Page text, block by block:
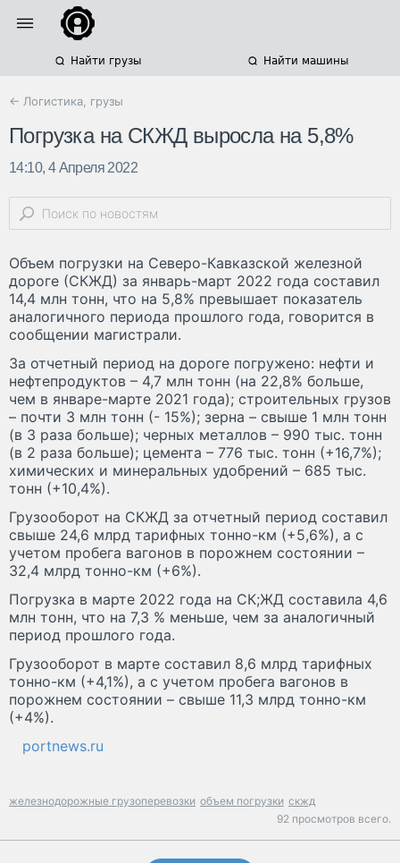
Найти грузы Найти машины
← Логистика, грузы
Погрузка на СКЖД выросла на 5,8%
14:10, 4 Апреля 2022
Объем погрузки на Северо-Кавказской железной
дороге (СКЖД) за январь-март 2022 года составил
14,4 млн тонн, что на 5,8% превышает показатель
аналогичного периода прошлого года, говорится в
сообщении магистрали.
За отчетный период на дороге погружено: нефти и
нефтепродуктов – 4,7 млн тонн (на 22,8% больше,
чем в январе-марте 2021 года); строительных грузов
– почти 3 млн тонн (- 15%); зерна – свыше 1 млн тонн
(в 3 раза больше); черных металлов – 990 тыс. тонн
(в 2 раза больше); цемента – 776 тыс. тонн (+16,7%);
химических и минеральных удобрений – 685 тыс.
тонн (+10,4%).
Грузооборот на СКЖД за отчетный период составил
свыше 24,6 млрд тарифных тонно-км (+5,6%), а с
учетом пробега вагонов в порожнем состоянии –
32,4 млрд тонно-км (+6%).
Погрузка в марте 2022 года на СК;ЖД составила 4,6
млн тонн, что на 7,3 % меньше, чем за аналогичный
период прошлого года.
Грузооборот в марте составил 8,6 млрд тарифных
тонно-км (+4,1%), а с учетом пробега вагонов в
порожнем состоянии – свыше 11,3 млрд тонно-км
(+4%).
portnews.ru
железнодорожные грузоперевозки объем погрузки скжд
92 просмотров всего.